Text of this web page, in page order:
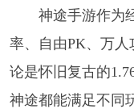
神途手游作为
率、自由PK、万
论是怀旧复古的
神途都能满足不同